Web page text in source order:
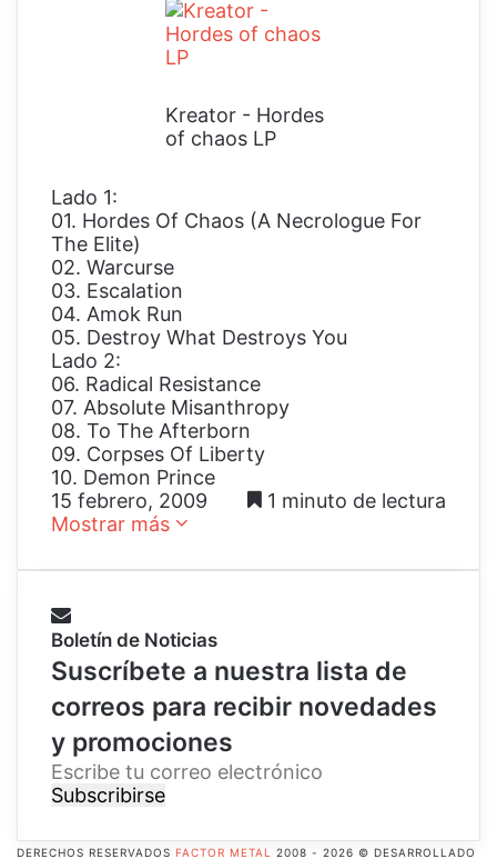
Kreator - Hordes
of chaos LP
Lado 1:
01. Hordes Of Chaos (A Necrologue For
The Elite)
02. Warcurse
03. Escalation
04. Amok Run
05. Destroy What Destroys You
Lado 2:
06. Radical Resistance
07. Absolute Misanthropy
08. To The Afterborn
09. Corpses Of Liberty
10. Demon Prince
15 febrero, 2009
1 minuto de lectura
Mostrar más
Boletín de Noticias
Suscríbete a nuestra lista de
correos para recibir novedades
y promociones
E
s
r
DERECHOS RESERVADOS FACTOR METAL 2008 - 2026 © DESARROLLADO